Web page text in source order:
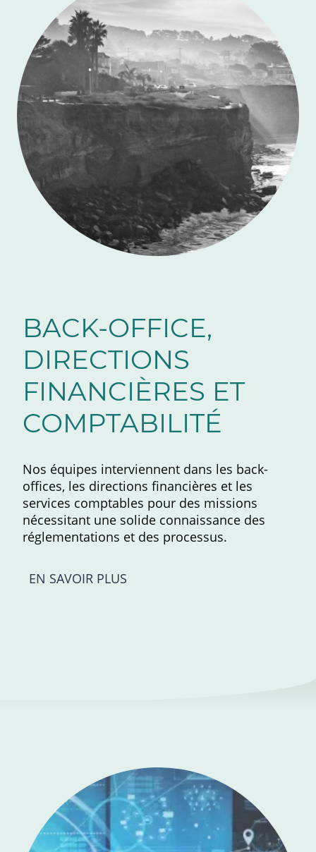
BACK-OFFICE,
DIRECTIONS
FINANCIÈRES ET
COMPTABILITÉ
Nos équipes interviennent dans les back-
offices, les directions financières et les
services comptables pour des missions
nécessitant une solide connaissance des
réglementations et des processus.
EN SAVOIR PLUS